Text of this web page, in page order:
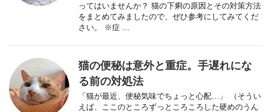
ってはいませんか？ 猫の下痢の原因とその対策方法
をまとめてみましたので、ぜひ参考にしてみてくだ
さい。 ※症 ...
猫の便秘は意外と重症。手遅れにな
る前の対処法
「猫が最近、便秘気味でちょっと心配…」 （そうい
えば、ここのところずっところころした硬めのうん